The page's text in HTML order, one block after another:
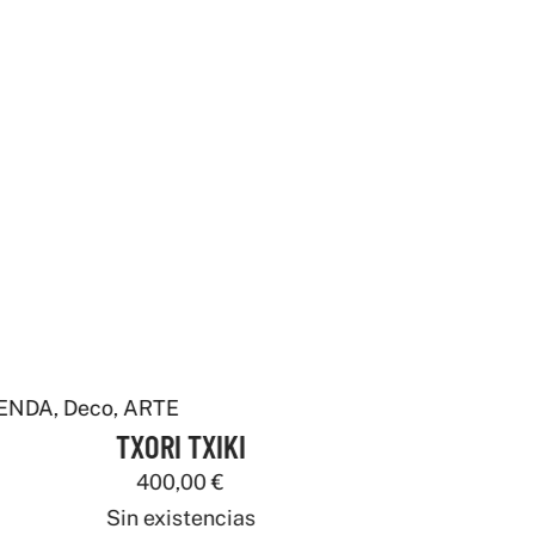
, Deco, ARTE
TXORI TXIKI
400,00€
Sin existencias